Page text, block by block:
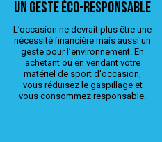
Un geste éco-responsable
L’occasion ne devrait plus être une
nécessité financière mais aussi un
geste pour l’environnement. En
achetant ou en vendant votre
matériel de sport d'occasion,
vous réduisez le gaspillage et
vous consommez responsable.